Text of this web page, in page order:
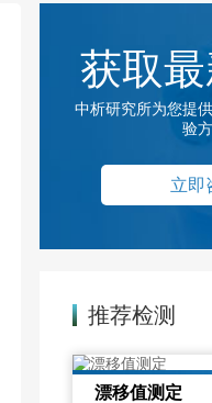
获取
中析研究所为您提
验
立即
推荐检测
漂移值测定